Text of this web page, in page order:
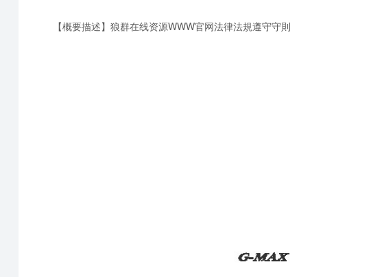
【概要描述】 狼群在线资源WWW官网法律法規遵守守則